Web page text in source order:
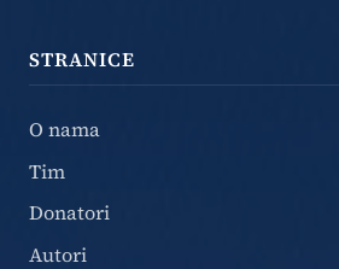
STRANICE
O nama
Tim
Donatori
Autori